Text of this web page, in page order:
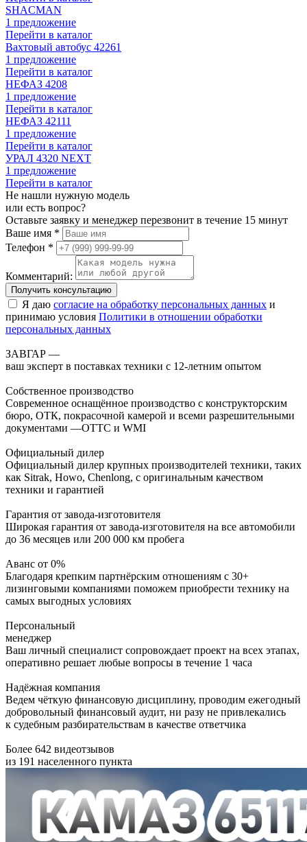
SHACMAN
1 предложение
Перейти в каталог
Вахтовый автобус 42261
1 предложение
Перейти в каталог
НЕФАЗ 4208
1 предложение
Перейти в каталог
НЕФАЗ 42111
1 предложение
Перейти в каталог
УРАЛ 4320 NEXT
1 предложение
Перейти в каталог
Не нашли нужную модель
или есть вопрос?
Оставьте заявку и менеджер перезвонит в течение 15 минут
Ваше имя *
Телефон *
Комментарий:
Получить консультацию
Я даю согласие на обработку персональных данных и
принимаю условия Политики в отношении обработки
персональных данных
ЗАВГАР —
ваш эксперт в поставках техники с 12-летним опытом
Собственное производство
Современное оснащённое производство с конструкторским
бюро, ОТК, покрасочной камерой и всеми разрешительными
документами —ОТТС и WMI
Официальный дилер
Официальный дилер крупных производителей техники, таких
как Sitrak, Howo, Chenlong, с оригинальным качеством
техники и гарантией
Гарантия от завода-изготовителя
Широкая гарантия от завода-изготовителя на все автомобили
до 36 месяцев или 200 000 км пробега
Аванс от 0%
Благодаря крепким партнёрским отношениям с 30+
лизинговыми компаниями поможем приобрести технику на
самых выгодных условиях
Персональный
менеджер
Ваш личный специалист сопровождает проект на всех этапах,
оперативно решает любые вопросы в течение 1 часа
Надёжная компания
Ведем чёткую финансовую дисциплину, проводим ежегодный
добровольный финансовый аудит, ни разу не привлекались
к судебным разбирательствам в качестве ответчика
Более 642 видеотзывов
из 191 населенного пункта